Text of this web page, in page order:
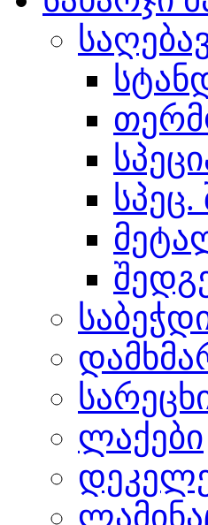
სპეც.
ლაქები